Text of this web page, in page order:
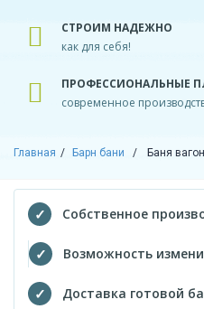
СТРОИМ НАДЕЖНО
как для себя!
ПРОФЕССИОНАЛЬНЫЕ
современное
Главная Барн бани Баня
Собственное
Возможность
Доставка готовой